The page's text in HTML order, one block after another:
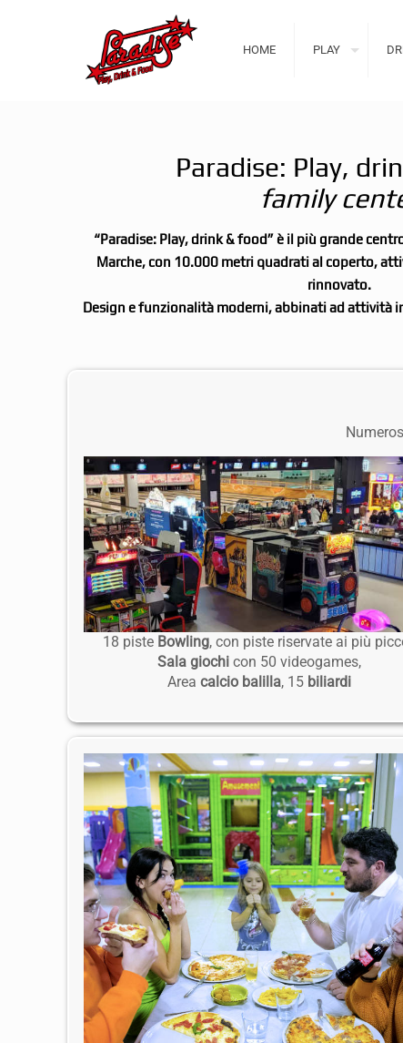
HOME PLAY
Paradise: Play,
family
“Paradise: Play, drink & food” è il più grande
Marche, con 10.000 metri quadrati al coperto,
rinnovato.
Design e funzionalità moderni, abbinati ad attività
18 piste Bowling, con piste riservate ai più
Sala giochi con 50 videogames,
Areacalcio balilla, 15 biliardi